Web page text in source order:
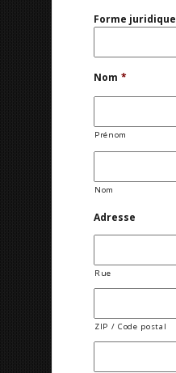
Forme juridique
Nom *
Prénom
Nom
Adresse
Rue
ZIP / Code postal